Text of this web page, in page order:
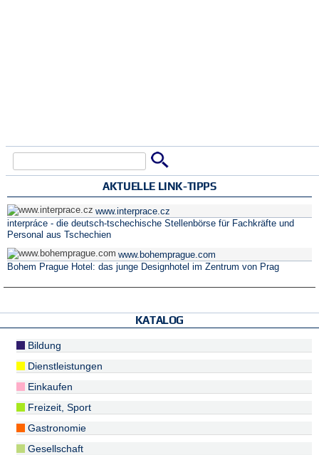
AKTUELLE LINK-TIPPS
www.interprace.cz
interpráce - die deutsch-tschechische Stellenbörse für Fachkräfte und
Personal aus Tschechien
www.bohemprague.com
Bohem Prague Hotel: das junge Designhotel im Zentrum von Prag
KATALOG
Bildung
Dienstleistungen
Einkaufen
Freizeit, Sport
Gastronomie
Gesellschaft